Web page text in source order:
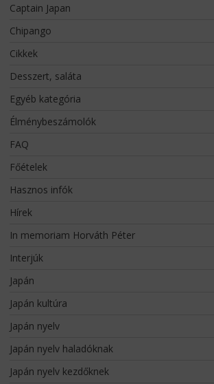
Captain Japan
Chipango
Cikkek
Desszert, saláta
Egyéb kategória
Élménybeszámolók
FAQ
Főételek
Hasznos infók
Hírek
In memoriam Horváth Péter
Interjúk
Japán
Japán kultúra
Japán nyelv
Japán nyelv haladóknak
Japán nyelv kezdőknek